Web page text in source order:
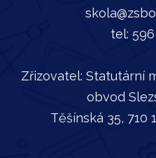
tel:
Zřizovatel: Statutární
obvod
Těšínská 35, 710